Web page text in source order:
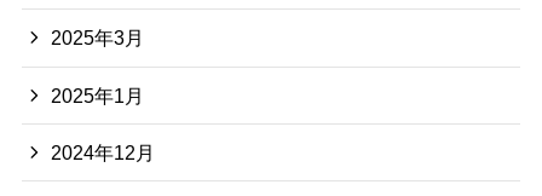
2025年3月
2025年1月
2024年12月